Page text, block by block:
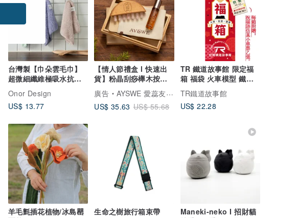
台灣製【巾朵雲毛巾】
超微細纖維極吸水抗菌
擦手巾-3件組
Onor Design
US$ 13.77
【情人節禮盒 l 快速出
貨】粉晶刮痧櫸木按摩
梳 & 舒緩滾珠精油禮
廣告
AYSWE 愛蕊友肌 - 敏弱肌的純淨保養
US$ 35.63 US$ 55.68
TR 鐵道故事館 限定福
箱 福袋 火車模型 鐵道
文創 台灣 旅遊 懷舊
TR鐵道故事館
US$ 22.28
羊毛氈插花植物/冰島罌
生命之樹旅行箱束帶
Maneki-neko I 招財貓